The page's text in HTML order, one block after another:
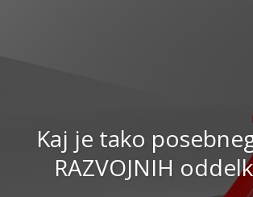
Kaj je tako
RAZVOJNIH